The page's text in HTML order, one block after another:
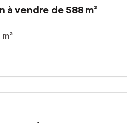
vendre de 588 m²
m², situé en impasse dans un
d’une vue dégagée en hauteur
façade d’environ 24 mètres,